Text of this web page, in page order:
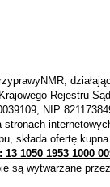
Rejestru
NIP
stronach
składa ofertę
1050 1953 1000
są wytwarzane